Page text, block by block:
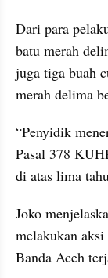
Dari para
batu merah
juga tiga buah
merah delima
“Penyidik
Pasal 378
di atas lima
Joko
melakukan
Banda Aceh